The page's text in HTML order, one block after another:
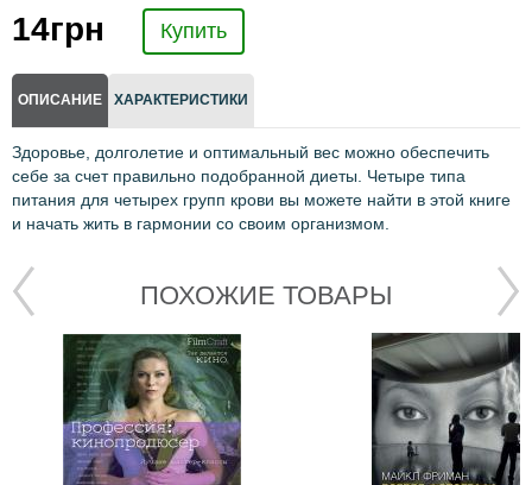
14грн Купить
ОПИСАНИЕ ХАРАКТЕРИСТИКИ
Здоровье, долголетие и оптимальный вес можно обеспечить
себе за счет правильно подобранной диеты. Четыре типа
питания для четырех групп крови вы можете найти в этой книге
и начать жить в гармонии со своим организмом.
ПОХОЖИЕ ТОВАРЫ